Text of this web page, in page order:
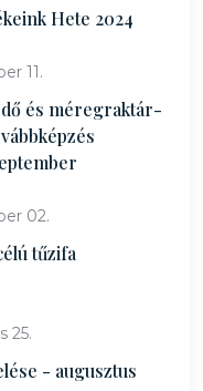
Hete 2024
11.
és méregraktár-
02.
tűzifa
25.
- augusztus